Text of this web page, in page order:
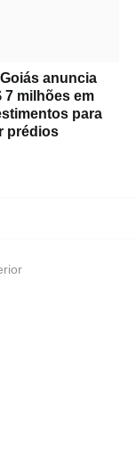
anuncia
7 milhões em
para
prédios